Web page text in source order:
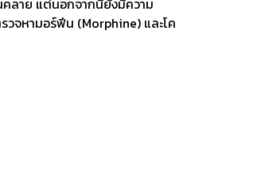
วจหามอร์ฟีน (Morphine) และโค